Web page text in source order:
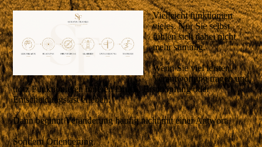
Vielleicht funktioniert
vieles.Nur Sie selbst
fühlen sich dabei nicht
mehr stimmig.
Wenn Sie viel leisten,
Verantwortung tragen und
trotz Funktionieren inneren Druck, Erschöpfung oder
Entscheidungslast erleben.
Dann beginnt Veränderung häufig nicht mit einer Antwort.
Sondern Orientierung.